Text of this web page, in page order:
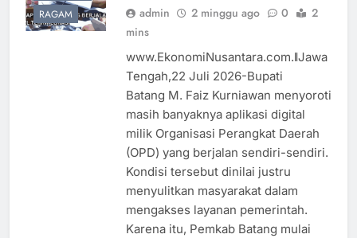
RAGAM
admin 2 minggu ago 0
2
mins
www.EkonomiNusantara.com.ǁJawa
Tengah,22 Juli 2026-Bupati
Batang M. Faiz Kurniawan menyoroti
masih banyaknya aplikasi digital
milik Organisasi Perangkat Daerah
(OPD) yang berjalan sendiri-sendiri.
Kondisi tersebut dinilai justru
menyulitkan masyarakat dalam
mengakses layanan pemerintah.
Karena itu, Pemkab Batang mulai